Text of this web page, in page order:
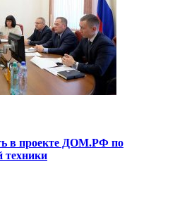
в проекте ДОМ.РФ по
техники